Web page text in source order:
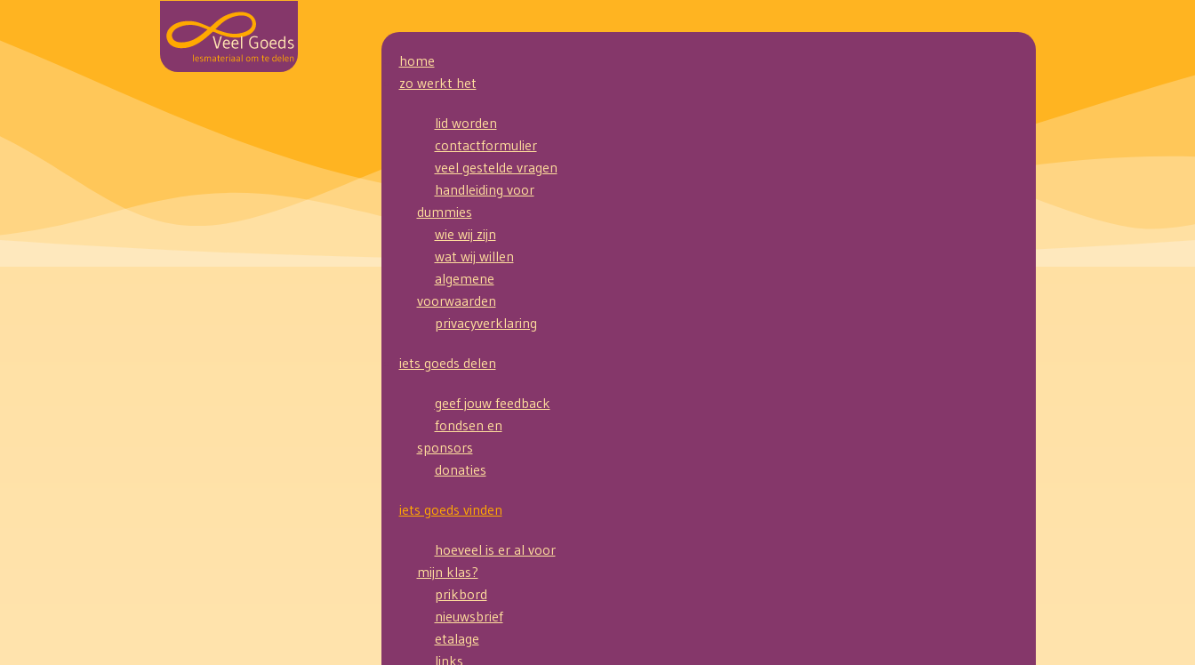
home
zo werkt het
lid worden
contactformulier
veel gestelde vragen
handleiding voor
dummies
wie wij zijn
wat wij willen
algemene
voorwaarden
privacyverklaring
iets goeds delen
geef jouw feedback
fondsen en
sponsors
donaties
iets goeds vinden
hoeveel is er al voor
mijn klas?
prikbord
nieuwsbrief
etalage
links